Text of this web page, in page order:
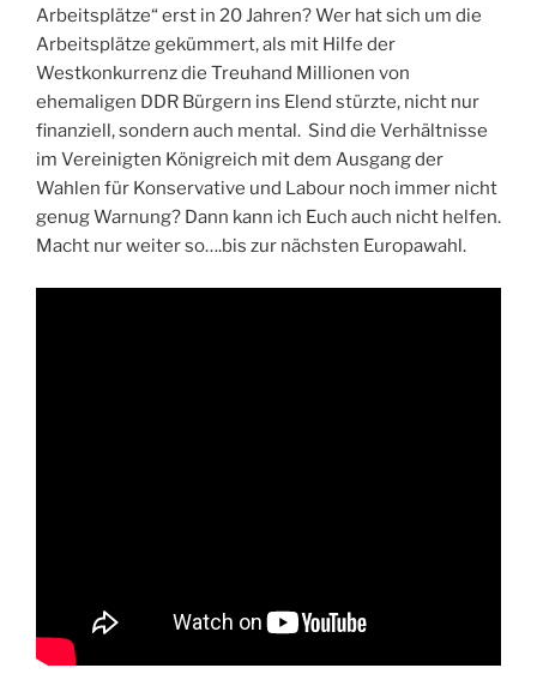
Arbeitsplätze“ erst in 20 Jahren? Wer hat sich um die
Arbeitsplätze gekümmert, als mit Hilfe der
Westkonkurrenz die Treuhand Millionen von
ehemaligen DDR Bürgern ins Elend stürzte, nicht nur
finanziell, sondern auch mental. Sind die Verhältnisse
im Vereinigten Königreich mit dem Ausgang der
Wahlen für Konservative und Labour noch immer nicht
genug Warnung? Dann kann ich Euch auch nicht helfen.
Macht nur weiter so….bis zur nächsten Europawahl.